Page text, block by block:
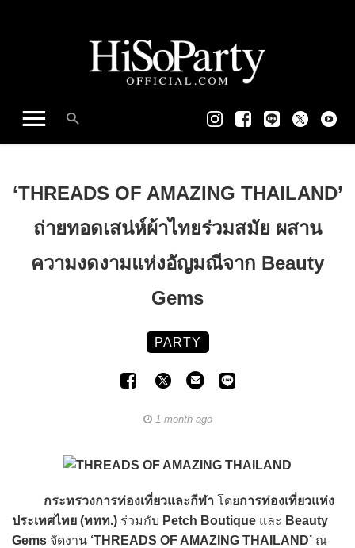
‘THREADS OF AMAZING THAILAND’
ถ่ายทอดเสน่ห์ผ้าไทยร่วมสมัย ผสาน
ความงดงามแห่งอัญมณีจาก Beauty
Gems
PARTY
1 month ago
กระทรวงการท่องเที่ยวและกีฬา โดยการท่องเที่ยวแห่ง
ประเทศไทย (ททท.) ร่วมกับ Petch Boutique และ Beauty
Gems จัดงาน ‘THREADS OF AMAZING THAILAND’ ณ